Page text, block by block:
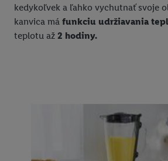
kedykoľvek a ľahko vychutnať svoje
kanvica má funkciu udržiavania
teplotu až 2 hodiny.